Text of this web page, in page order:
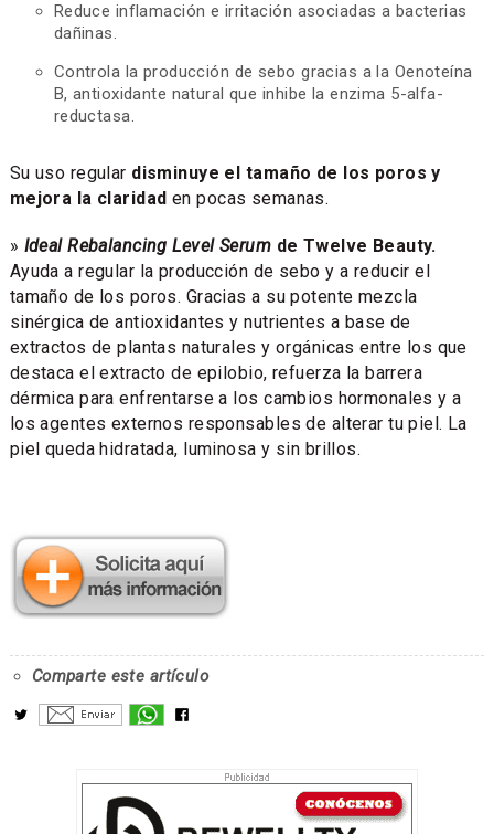
Reduce inflamación e irritación asociadas a bacterias
dañinas.
Controla la producción de sebo gracias a la Oenoteína
B, antioxidante natural que inhibe la enzima 5-alfa-
reductasa.
Su uso regular disminuye el tamaño de los poros y
mejora la claridad en pocas semanas.
» Ideal Rebalancing Level Serum de Twelve Beauty.
Ayuda a regular la producción de sebo y a reducir el
tamaño de los poros. Gracias a su potente mezcla
sinérgica de antioxidantes y nutrientes a base de
extractos de plantas naturales y orgánicas entre los que
destaca el extracto de epilobio, refuerza la barrera
dérmica para enfrentarse a los cambios hormonales y a
los agentes externos responsables de alterar tu piel. La
piel queda hidratada, luminosa y sin brillos.
Comparte este artículo